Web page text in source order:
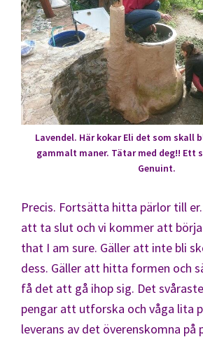
Lavendel. Här kokar Eli det som skall
gammalt maner. Tätar med deg!! Ett
Genuint.
Precis. Fortsätta hitta pärlor till
att ta slut och vi kommer att
that I am sure. Gäller att inte bli
dess. Gäller att hitta formen och
få det att gå ihop sig. Det
pengar att utforska och våga lita
leverans av det överenskomna på